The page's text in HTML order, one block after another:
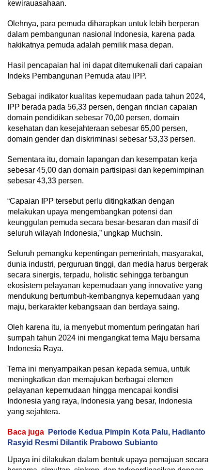
kewirauasahaan.
Olehnya, para pemuda diharapkan untuk lebih berperan
dalam pembangunan nasional Indonesia, karena pada
hakikatnya pemuda adalah pemilik masa depan.
Hasil pencapaian hal ini dapat ditemukenali dari capaian
Indeks Pembangunan Pemuda atau IPP.
Sebagai indikator kualitas kepemudaan pada tahun 2024,
IPP berada pada 56,33 persen, dengan rincian capaian
domain pendidikan sebesar 70,00 persen, domain
kesehatan dan kesejahteraan sebesar 65,00 persen,
domain gender dan diskriminasi sebesar 53,33 persen.
Sementara itu, domain lapangan dan kesempatan kerja
sebesar 45,00 dan domain partisipasi dan kepemimpinan
sebesar 43,33 persen.
“Capaian IPP tersebut perlu ditingkatkan dengan
melakukan upaya mengembangkan potensi dan
keunggulan pemuda secara besar-besaran dan masif di
seluruh wilayah Indonesia,” ungkap Muchsin.
Seluruh pemangku kepentingan pemerintah, masyarakat,
dunia industri, perguruan tinggi, dan media harus bergerak
secara sinergis, terpadu, holistic sehingga terbangun
ekosistem pelayanan kepemudaan yang innovative yang
mendukung bertumbuh-kembangnya kepemudaan yang
maju, berkarakter kebangsaan dan berdaya saing.
Oleh karena itu, ia menyebut momentum peringatan hari
sumpah tahun 2024 ini mengangkat tema Maju bersama
Indonesia Raya.
Tema ini menyampaikan pesan kepada semua, untuk
meningkatkan dan memajukan berbagai elemen
pelayanan kepemudaan hingga mencapai kondisi
Indonesia yang raya, Indonesia yang besar, Indonesia
yang sejahtera.
Baca juga
Periode Kedua Pimpin Kota Palu, Hadianto
Rasyid Resmi Dilantik Prabowo Subianto
Upaya ini dilakukan dalam bentuk upaya pemajuan secara